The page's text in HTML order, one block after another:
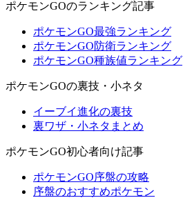
ポケモンGOのランキング記事
ポケモンGO最強ランキング
ポケモンGO防衛ランキング
ポケモンGO種族値ランキング
ポケモンGOの裏技・小ネタ
イーブイ進化の裏技
裏ワザ・小ネタまとめ
ポケモンGO初心者向け記事
ポケモンGO序盤の攻略
序盤のおすすめポケモン